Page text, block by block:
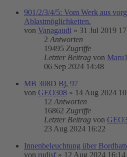
901/2/3/4/5: Vom Werk aus
Ablastmöglichkeiten.
von Vanagaudi » 31 Jul 2019
2 Antworten
19495 Zugriffe
Letzter Beitrag von
06 Sep 2024 14:48
MB 308D Bj, 97
von GEO308 » 14 Aug 2024
12 Antworten
16862 Zugriffe
Letzter Beitrag von
23 Aug 2024 16:22
Innenbeleuchtung über
von rudisf » 12 Aug 2024 16:14